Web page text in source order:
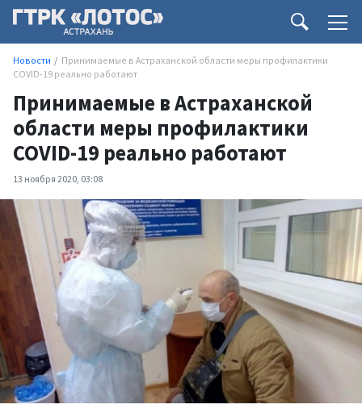
Новости
Принимаемые в Астраханской области меры профилактики
COVID-19 реально работают
Принимаемые в Астраханской
области меры профилактики
COVID-19 реально работают
13 ноября 2020, 03:08